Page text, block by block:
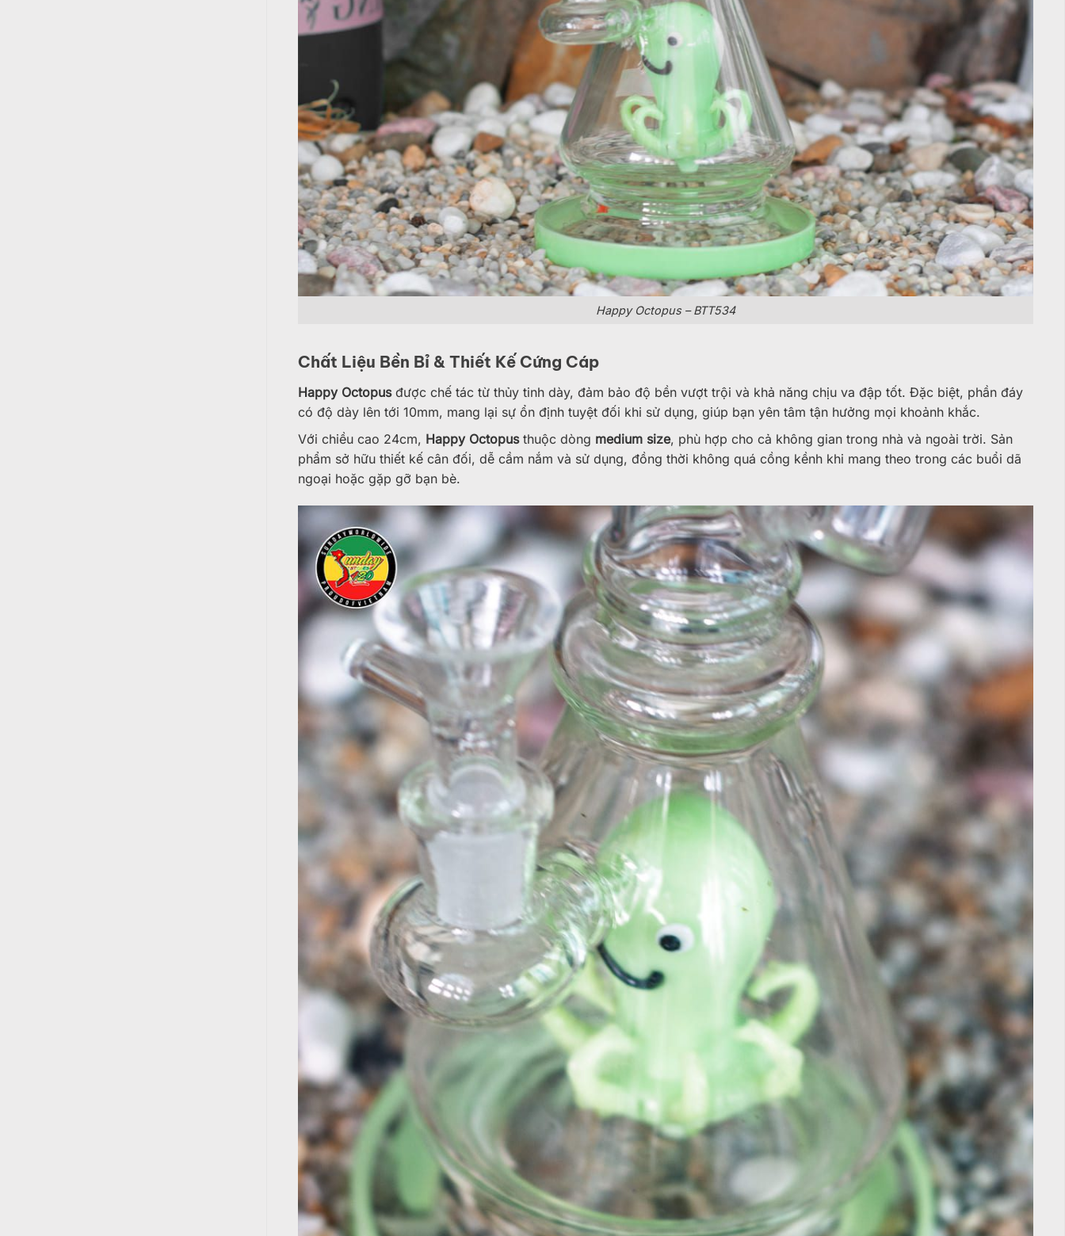
Happy Octopus – BTT534
Chất Liệu Bền Bỉ & Thiết Kế Cứng Cáp
Happy Octopusđược chế tác từ thủy tinh dày, đảm bảo độ bền vượt trội và khả năng chịu va đập tốt. Đặc biệt, phần đáy
có độ dày lên tới 10mm, mang lại sự ổn định tuyệt đối khi sử dụng, giúp bạn yên tâm tận hưởng mọi khoảnh khắc.
Với chiều cao 24cm, Happy Octopusthuộc dòng medium size, phù hợp cho cả không gian trong nhà và ngoài trời. Sản
phẩm sở hữu thiết kế cân đối, dễ cầm nắm và sử dụng, đồng thời không quá cồng kềnh khi mang theo trong các buổi dã
ngoại hoặc gặp gỡ bạn bè.